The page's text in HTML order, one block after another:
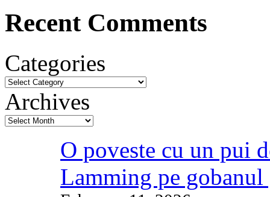
Recent Comments
Categories
Archives
O poveste cu un pui
Lamming pe gobanul